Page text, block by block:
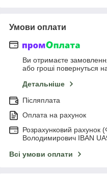
Умови оплати
Ви отримаєте
або гроші повернуться
Детальніше
Післяплата
Оплата на рахунок
Розрахунковий рахунок
Володимирович IBAN
Всі умови оплати